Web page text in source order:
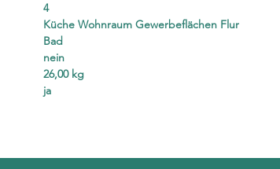
4
Küche Wohnraum Gewerbeflächen Flur
Bad
nein
26,00 kg
ja